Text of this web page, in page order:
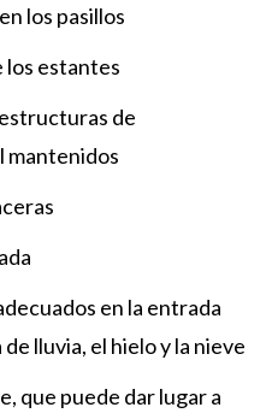
los pasillos
los estantes
de
mantenidos
en la entrada
lluvia, el hielo y la nieve
que puede dar lugar a